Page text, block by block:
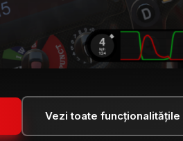
Vezi toate funcționalitățile